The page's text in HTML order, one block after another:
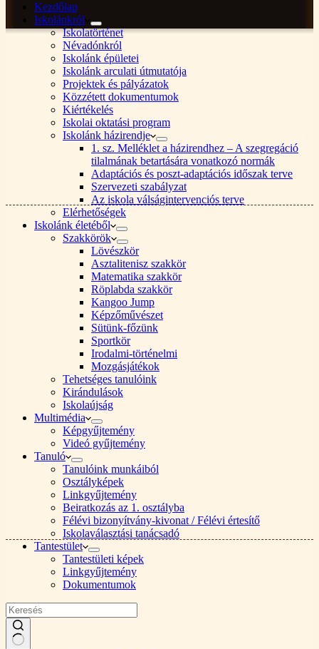
Kezdőlap
Iskolánkról
Iskolatörténet
Névadónkról
Iskolánk épületei
Iskolánk arculati útmutatója
Projektek és pályázatok
Közzétett dokumentumok
Kiértékelés
Iskolai oktatási program
Iskolánk házirendje
1. sz. Melléklet a házirendhez – A szegregáció
tilalmának betartására vonatkozó normák
Adaptációs és poszt-adaptációs időszak terve
Szervezeti szabályzat
Az iskola válságintervenciós terve
Elérhetőségek
Iskolánk életéből
Szakkörök
Lövészkör
Asztalitenisz szakkör
Matematika szakkör
Röplabda szakkör
Kangoo Jump
Képzőművészet
Sütünk-főzünk
Sportkör
Irodalmi-történelmi
Mozgásjátékok
Tehetséges tanulóink
Kirándulások
Iskolaújság
Multimédia
Képgyűjtemény
Videó gyűjtemény
Tanuló
Tanulóink munkáiból
Osztályképek
Linkgyűjtemény
Beiratkozás az 1. osztályba
Félévi bizonyítvány-kivonat / Félévi értesítő
Iskolaválasztási tanácsadó
Tantestület
Tantestületi képek
Linkgyűjtemény
Dokumentumok